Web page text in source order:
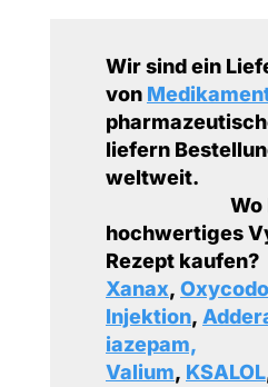
Wir sind ein
von
liefern
weltweit.
Wo
hochwertiges
Rezept kaufen?
Xanax,
Injektion,
iazepam,
Valium, KSALOL